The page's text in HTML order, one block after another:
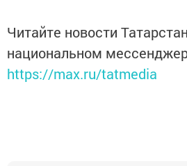
Читайте новости
национальном
https://max.ru/tatmedia